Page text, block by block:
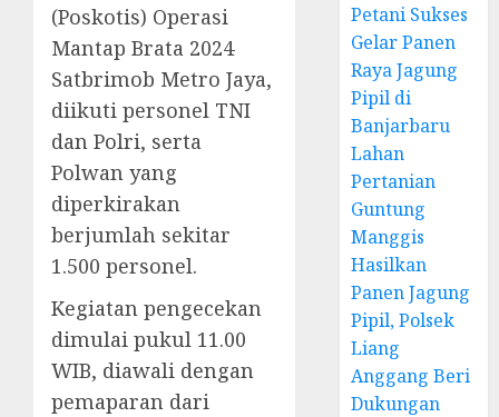
(Poskotis) Operasi
Mantap Brata 2024
Satbrimob Metro Jaya,
diikuti personel TNI
dan Polri, serta
Polwan yang
diperkirakan
berjumlah sekitar
1.500 personel.
Kegiatan pengecekan
dimulai pukul 11.00
WIB, diawali dengan
pemaparan dari
Petani Sukses
Gelar Panen
Raya Jagung
Pipil di
Banjarbaru
Lahan
Pertanian
Guntung
Manggis
Hasilkan
Panen Jagung
Pipil, Polsek
Liang
Anggang Beri
Dukungan